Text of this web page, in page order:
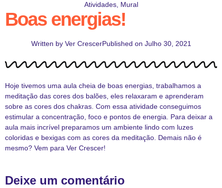
Atividades, Mural
Boas energias!
Written byVer CrescerPublished on Julho 30, 2021
Hoje tivemos uma aula cheia de boas energias, trabalhamos a
meditação das cores dos balões, eles relaxaram e aprenderam
sobre as cores dos chakras. Com essa atividade conseguimos
estimular a concentração, foco e pontos de energia. Para deixar a
aula mais incrível preparamos um ambiente lindo com luzes
coloridas e bexigas com as cores da meditação. Demais não é
mesmo? Vem para Ver Crescer!
Deixe um comentário